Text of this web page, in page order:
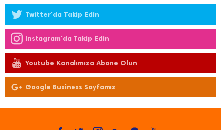
Twitter'da Takip Edin
Instagram'da Takip Edin
Youtube Kanalımıza Abone Olun
Google Business Sayfamız